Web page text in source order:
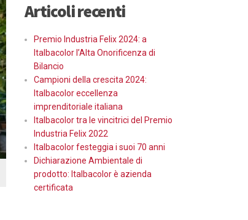
Articoli recenti
Premio Industria Felix 2024: a
Italbacolor l’Alta Onorificenza di
Bilancio
Campioni della crescita 2024:
Italbacolor eccellenza
imprenditoriale italiana
Italbacolor tra le vincitrici del Premio
Industria Felix 2022
Italbacolor festeggia i suoi 70 anni
Dichiarazione Ambientale di
prodotto: Italbacolor è azienda
certificata